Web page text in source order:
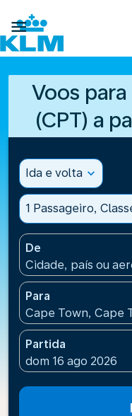

Voos
(CPT) a
Ida e volta expand_more
1 Passageiro,
De
Cidade, país ou
Para
Cape Town, Cape
Partida
fc-booking-
dom 16 ago 2026